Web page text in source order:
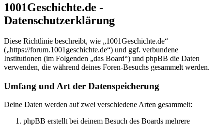
1001Geschichte.de -
Datenschutzerklärung
Diese Richtlinie beschreibt, wie „1001Geschichte.de“
(„https://forum.1001geschichte.de“) und ggf. verbundene
Institutionen (im Folgenden „das Board“) und phpBB die Daten
verwenden, die während deines Foren-Besuchs gesammelt werden.
Umfang und Art der Datenspeicherung
Deine Daten werden auf zwei verschiedene Arten gesammelt:
phpBB erstellt bei deinem Besuch des Boards mehrere